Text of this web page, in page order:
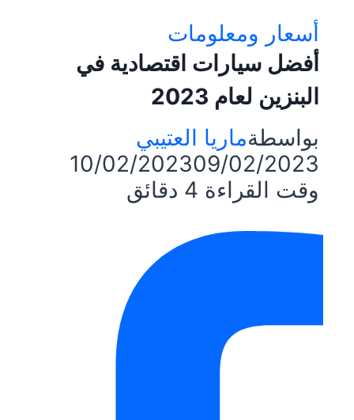
أسعار ومعلومات
أفضل سيارات اقتصادية في
البنزين لعام 2023
بواسطةماريا العتيبي
10/02/202309/02/2023
وقت القراءة
دقائق